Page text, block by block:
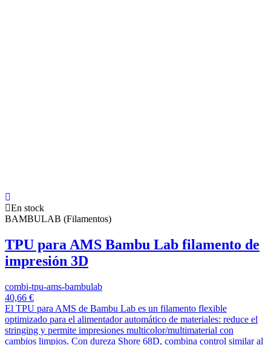
En stock
BAMBULAB (Filamentos)
TPU para AMS Bambu Lab filamento de
impresión 3D
combi-tpu-ams-bambulab
40,66 €
El TPU para AMS de Bambu Lab es un filamento flexible
optimizado para el alimentador automático de materiales: reduce el
stringing y permite impresiones multicolor/multimaterial con
cambios limpios. Con dureza Shore 68D, combina control similar al